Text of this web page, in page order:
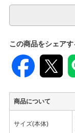
この商品をシェアす
商品について
サイズ(本体)